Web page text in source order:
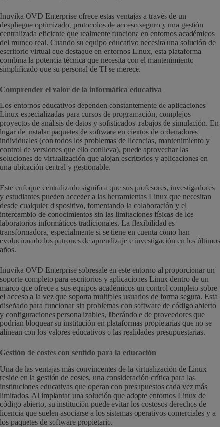
Inuvika OVD Enterprise ofrece estas ventajas a través de un
despliegue optimizado, protocolos de acceso seguro y una gestión
centralizada eficiente que realmente funciona en entornos académicos
del mundo real. Cuando su equipo educativo necesita una solución de
escritorio virtual que destaque en entornos Linux, esta plataforma
combina la potencia técnica que necesita con el mantenimiento
simplificado que su personal de TI se merece.
Comprender el valor de la informática educativa
Los entornos educativos dependen constantemente de aplicaciones
Linux especializadas para cursos de programación, complejos
proyectos de análisis de datos y sofisticados trabajos de simulación. En
lugar de instalar paquetes de software en cientos de ordenadores
individuales (con todos los problemas de licencias, mantenimiento y
control de versiones que ello conlleva), puede aprovechar las
soluciones de virtualización que alojan escritorios y aplicaciones en
una ubicación central y gestionable.
Este enfoque centralizado significa que sus profesores, investigadores
y estudiantes pueden acceder a las herramientas Linux que necesitan
desde cualquier dispositivo, fomentando la colaboración y el
intercambio de conocimientos sin las limitaciones físicas de los
laboratorios informáticos tradicionales. La flexibilidad es
transformadora, especialmente si se tiene en cuenta cómo han
evolucionado los patrones de aprendizaje e investigación en los últimos
años.
Inuvika OVD Enterprise sobresale en este entorno al proporcionar un
soporte completo para escritorios y aplicaciones Linux dentro de un
marco que ofrece a sus equipos académicos un control completo sobre
el acceso a la vez que soporta múltiples usuarios de forma segura. Está
diseñado para funcionar sin problemas con software de código abierto
y configuraciones personalizables, liberándole de proveedores que
podrían bloquear su institución en plataformas propietarias que no se
alinean con los valores educativos o las realidades presupuestarias.
Gestión de costes con sentido para la educación
Una de las ventajas más convincentes de la virtualización de Linux
reside en la gestión de costes, una consideración crítica para las
instituciones educativas que operan con presupuestos cada vez más
limitados. Al implantar una solución que adopte entornos Linux de
código abierto, su institución puede evitar los costosos derechos de
licencia que suelen asociarse a los sistemas operativos comerciales y a
los paquetes de software propietario.